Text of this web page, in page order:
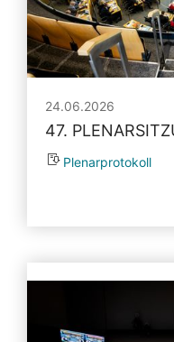
24.06.2026
47.
Plenarprotokoll